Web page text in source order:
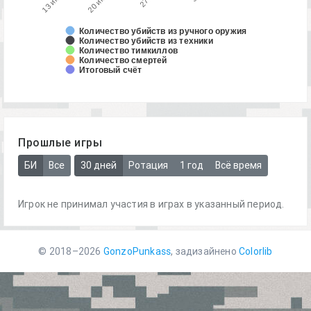
Количество убийств из ручного оружия
Количество убийств из техники
Количество тимкиллов
Количество смертей
Итоговый счёт
Прошлые игры
БИ Все 30 дней Ротация 1 год Всё время
Игрок не принимал участия в играх в указанный период.
© 2018–2026 GonzoPunkass, задизайнено Colorlib